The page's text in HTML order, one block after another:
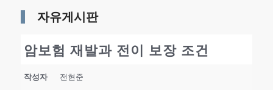
자유게시판
암보험 재발과 전이 보장 조건
작성자 전현준